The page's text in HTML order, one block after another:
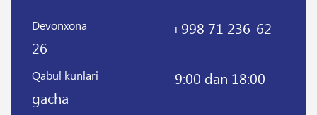
Devonxona
+998 71 236-62-
26
Qabul kunlari
9:00 dan 18:00
gacha